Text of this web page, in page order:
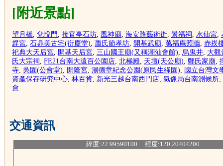
[附近景點]
望月橋 兌悅門 接官亭石坊 風神廟 海安路藝術街 景福祠 水仙宮
趕宮 石鼎美古宅(衍慶堂) 蕭氏節孝坊 開基武廟 萬福庵照牆 赤崁
祀典大天后宮 開基天后宮 三山國王廟(又稱潮汕會館) 烏鬼井 大觀
氏大宗祠
FE21台南大遠百公園店 北極殿 天壇(天公廟) 鄭氏家廟
寺 吳園(公會堂) 開隆宮 湯德章紀念公園(原民生綠園)
國立台灣文
資產保存研究中心 林百貨 新光三越台南西門店 氣像局台南測候所
會
交通資訊
緯度:22.99590100 經度:120.20404200